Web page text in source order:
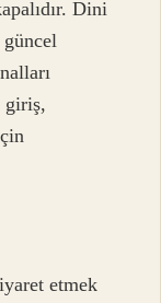
Dini
giriş,
etmek